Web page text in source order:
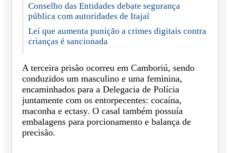
Conselho das Entidades debate segurança
pública com autoridades de Itajaí
Lei que aumenta punição a crimes digitais contra
crianças é sancionada
A terceira prisão ocorreu em Camboriú, sendo
conduzidos um masculino e uma feminina,
encaminhados para a Delegacia de Polícia
juntamente com os entorpecentes: cocaína,
maconha e ectasy. O casal também possuía
embalagens para porcionamento e balança de
precisão.